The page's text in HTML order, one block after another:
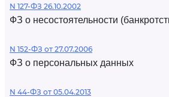
N 127-ФЗ 26.10.2002
ФЗ о несостоятельности
N 152-ФЗ от 27.07.2006
ФЗ о персональных данных
N 44-ФЗ от 05.04.2013